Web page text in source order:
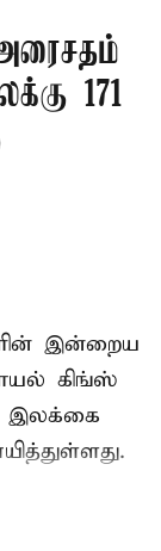
171
இன்றைய
கிங்ஸ்
இலக்கை